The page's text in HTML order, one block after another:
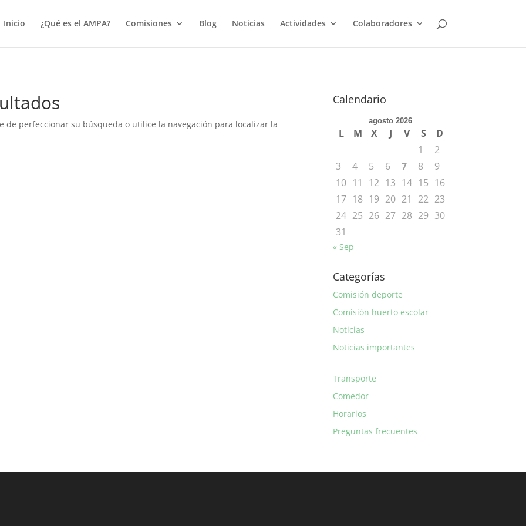
Inicio
¿Qué es el AMPA? Comisiones Blog Noticias Actividades Colaboradores
de perfeccionar su búsqueda o utilice la navegación para localizar la
Calendario
agosto 2026
L M X J V S
D
1
2
3
4 5 6 7 8
9
10 11 12 13 14 15 16
17 18 19 20 21 22 23
24 25 26 27 28 29 30
31
« Sep
Categorías
Comisión deporte
Comisión huerto escolar
Noticias
Noticias importantes
Transporte
Comedor
Horarios
Preguntas frecuentes